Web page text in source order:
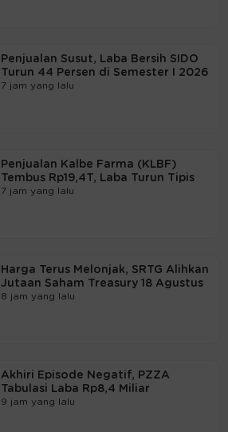
Penjualan Susut, Laba Bersih SIDO
Turun 44 Persen di Semester I 2026
7 jam yang lalu
Penjualan Kalbe Farma (KLBF)
Tembus Rp19,4T, Laba Turun Tipis
7 jam yang lalu
Harga Terus Melonjak, SRTG Alihkan
Jutaan Saham Treasury 18 Agustus
8 jam yang lalu
Akhiri Episode Negatif, PZZA
Tabulasi Laba Rp8,4 Miliar
9 jam yang lalu